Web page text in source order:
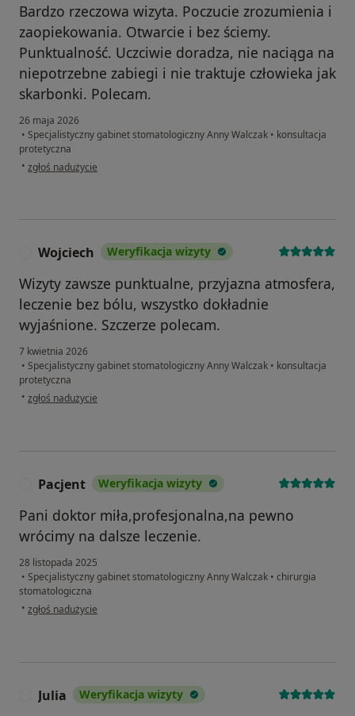
Bardzo rzeczowa wizyta. Poczucie zrozumienia i
zaopiekowania. Otwarcie i bez ściemy.
Punktualność. Uczciwie doradza, nie naciąga na
niepotrzebne zabiegi i nie traktuje człowieka jak
skarbonki. Polecam.
26 maja 2026
• Specjalistyczny gabinet stomatologiczny Anny Walczak • konsultacja
protetyczna
• w opinii użytkownika M. Borys
zgłoś nadużycie
Wojciech Weryfikacja wizyty
Wizyty zawsze punktualne, przyjazna atmosfera,
leczenie bez bólu, wszystko dokładnie
wyjaśnione. Szczerze polecam.
7 kwietnia 2026
• Specjalistyczny gabinet stomatologiczny Anny Walczak • konsultacja
protetyczna
• w opinii użytkownika Wojciech
zgłoś nadużycie
Pacjent Weryfikacja wizyty
Pani doktor miła,profesjonalna,na pewno
wrócimy na dalsze leczenie.
28 listopada 2025
• Specjalistyczny gabinet stomatologiczny Anny Walczak • chirurgia
stomatologiczna
• w opinii użytkownika Pacjent
zgłoś nadużycie
Julia Weryfikacja wizyty